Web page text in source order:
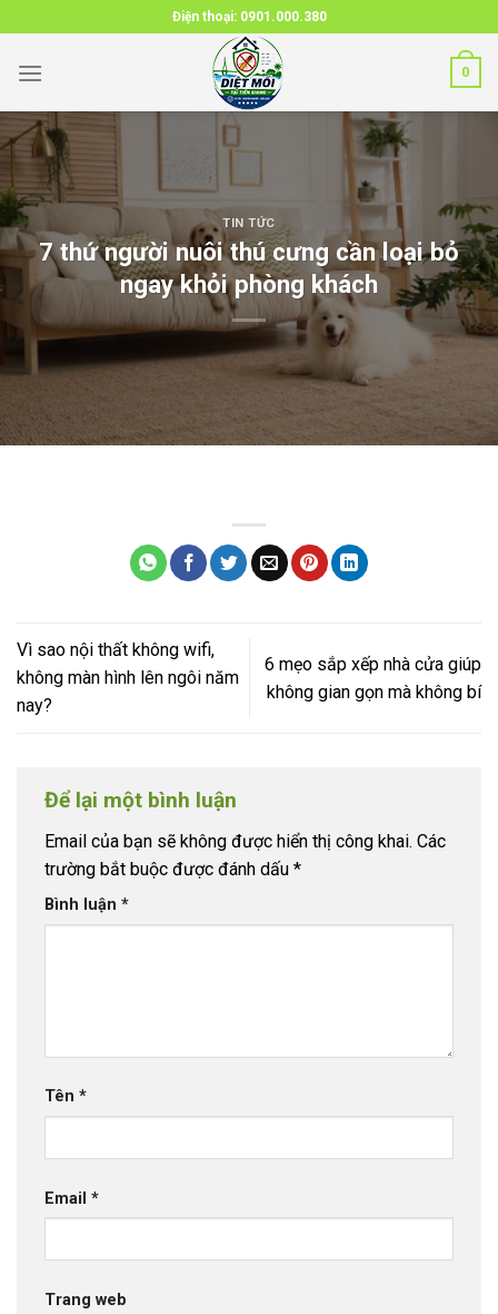
to
content
Điện thoại: 0901.000.380
0
TIN TỨC
7 thứ người nuôi thú cưng cần loại bỏ
ngay khỏi phòng khách
Vì sao nội thất không wifi,
không màn hình lên ngôi năm
nay?
6 mẹo sắp xếp nhà cửa giúp
không gian gọn mà không bí
Để lại một bình luận
Email của bạn sẽ không được hiển thị công khai. Các
trường bắt buộc được đánh dấu *
Bình luận *
Tên *
Email *
Trang web